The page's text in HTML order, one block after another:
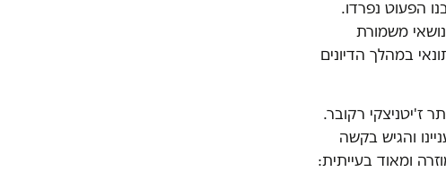
בנו הפעוט נפרדו.
משמורת
במהלך הדיונים
ז'יטניצקי רקובר.
והגיש בקשה
ומאוד בעייתית: